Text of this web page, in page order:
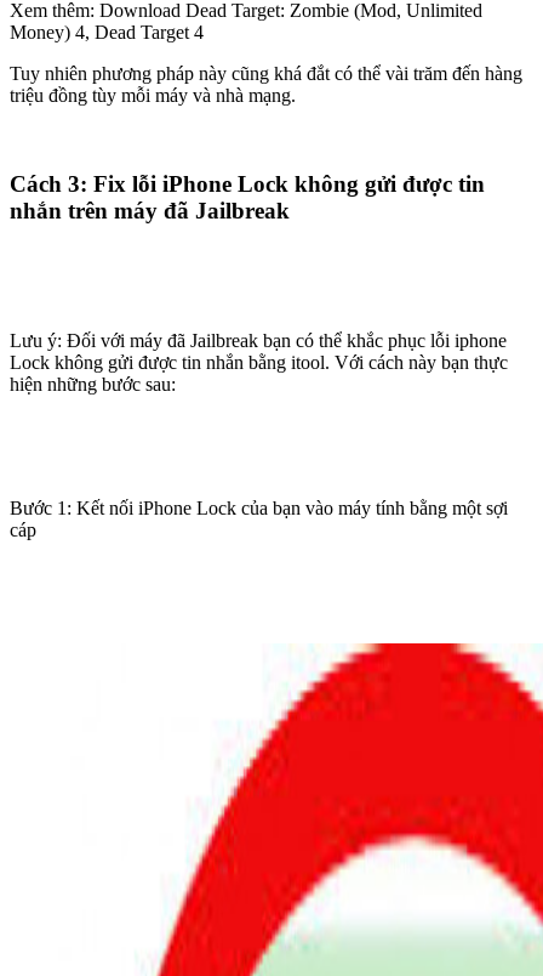
Xem thêm: Download Dead Target: Zombie (Mod, Unlimited
Money) 4, Dead Target 4
Tuy nhiên phương pháp này cũng khá đắt có thể vài trăm đến hàng
triệu đồng tùy mỗi máy và nhà mạng.
Cách 3: Fix lỗi iPhone Lock không gửi được tin
nhắn trên máy đã Jailbreak
Lưu ý: Đối với máy đã Jailbreak bạn có thể khắc phục lỗi iphone
Lock không gửi được tin nhắn bằng itool. Với cách này bạn thực
hiện những bước sau:
Bước 1: Kết nối iPhone Lock của bạn vào máy tính bằng một sợi
cáp